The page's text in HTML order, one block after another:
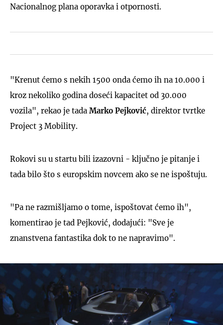
Nacionalnog plana oporavka i otpornosti.
"Krenut ćemo s nekih 1500 onda ćemo ih na 10.000 i
kroz nekoliko godina doseći kapacitet od 30.000
vozila", rekao je tada Marko Pejković, direktor tvrtke
Project 3 Mobility.
Rokovi su u startu bili izazovni - ključno je pitanje i
tada bilo što s europskim novcem ako se ne ispoštuju.
"Pa ne razmišljamo o tome, ispoštovat ćemo ih",
komentirao je tad Pejković, dodajući: "Sve je
znanstvena fantastika dok to ne napravimo".